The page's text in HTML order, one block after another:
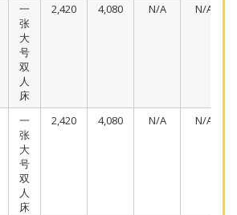
一
张
大
号
双
人
床
2,420 4,080 N/A N/A
一
张
大
号
双
人
床
2,420 4,080 N/A N/A